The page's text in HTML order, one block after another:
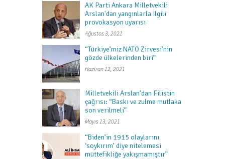
AK Parti Ankara Milletvekili
Arslan'dan yangınlarla ilgili
provokasyon uyarısı
Ağustos 3, 2021
“Türkiye’miz NATO Zirvesi’nin
gözde ülkelerinden biri”
Haziran 12, 2021
Milletvekili Arslan’dan Filistin
çağrısı: “Baskı ve zulme mutlaka
son verilmeli”
Mayıs 13, 2021
“Biden’in 1915 olaylarını
‘soykırım’ diye nitelemesi
müttefikliğe yakışmamıştır”